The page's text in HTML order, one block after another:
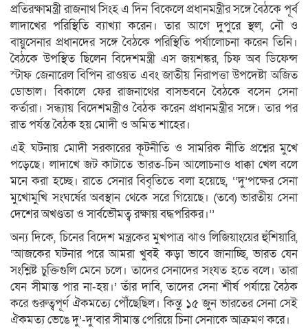
প্রতিরক্ষামন্ত্রী রাজনাথ সিংহ এ দিন বিকেলে প্রধানমন্ত্রীর সঙ্গে বৈঠকে পূর্ব
লাদাখের পরিস্থিতি ব্যাখ্যা করেন। তার আগে দুপুরে স্থল, নৌ ও
বায়ুসেনার প্রধানদের সঙ্গে বৈঠকে পরিস্থিতি পর্যালোচনা করেন তিনি।
বৈঠকে উপস্থিত ছিলেন বিদেশমন্ত্রী এস জয়শঙ্কর, চিফ অব ডিফেন্স
স্টাফ জেনারেল বিপিন রাওয়ত এবং জাতীয় নিরাপত্তা উপদেষ্টা অজিত
ডোভাল। বিকালে ফের রাজনাথের বাসভবনে বৈঠকে বসেন সেনা
কর্তারা। সন্ধ্যায় বিদেশমন্ত্রীও বৈঠক করেন প্রধানমন্ত্রীর সঙ্গে। তার পর
রাত পর্যন্ত বৈঠক হয় মোদী ও অমিত শাহের।
এই ঘটনায় মোদী সরকারের কূটনীতি ও সামরিক নীতি প্রশ্নের মুখে
পড়েছে। লাদাখে জট কাটাতে ভারত-চিন আলোচনাও ধাক্কা খেল বলে
মনে করা হচ্ছে। রাতে সেনার বিবৃতিতে বলা হয়েছে, ‘‘দু’পক্ষের সেনা
মুখোমুখি সংঘর্ষের অবস্থান থেকে সরে গিয়েছে। (তবে) ভারতীয় সেনা
দেশের অখণ্ডতা ও সার্বভৌমত্ব রক্ষায় বদ্ধপরিকর।’’
অন্য দিকে, চিনের বিদেশ মন্ত্রকের মুখপাত্র ঝাও লিজিয়াংয়ের হুঁশিয়ারি,
‘আজকের ঘটনার পরে আমরা খুবই কড়া ভাবে জানাচ্ছি, ভারত যেন
সংশ্লিষ্ট চুক্তিগুলি মেনে চলে। তাদের সেনাদের সংযত হতে বলে। তারা
যেন সীমান্ত পার না-হয়।’ তাঁর দাবি, তাদের সেনা শীর্ষ পর্যায়ে বৈঠক
করে গুরুত্বপূর্ণ ঐকমত্যে পৌঁছেছিল। কিন্তু ১৫ জুন ভারতের সেনা সেই
ঐকমত্য ভেঙে দু’-দু’বার সীমান্ত পেরিয়ে চিনা সেনাকে আক্রমণ করে।